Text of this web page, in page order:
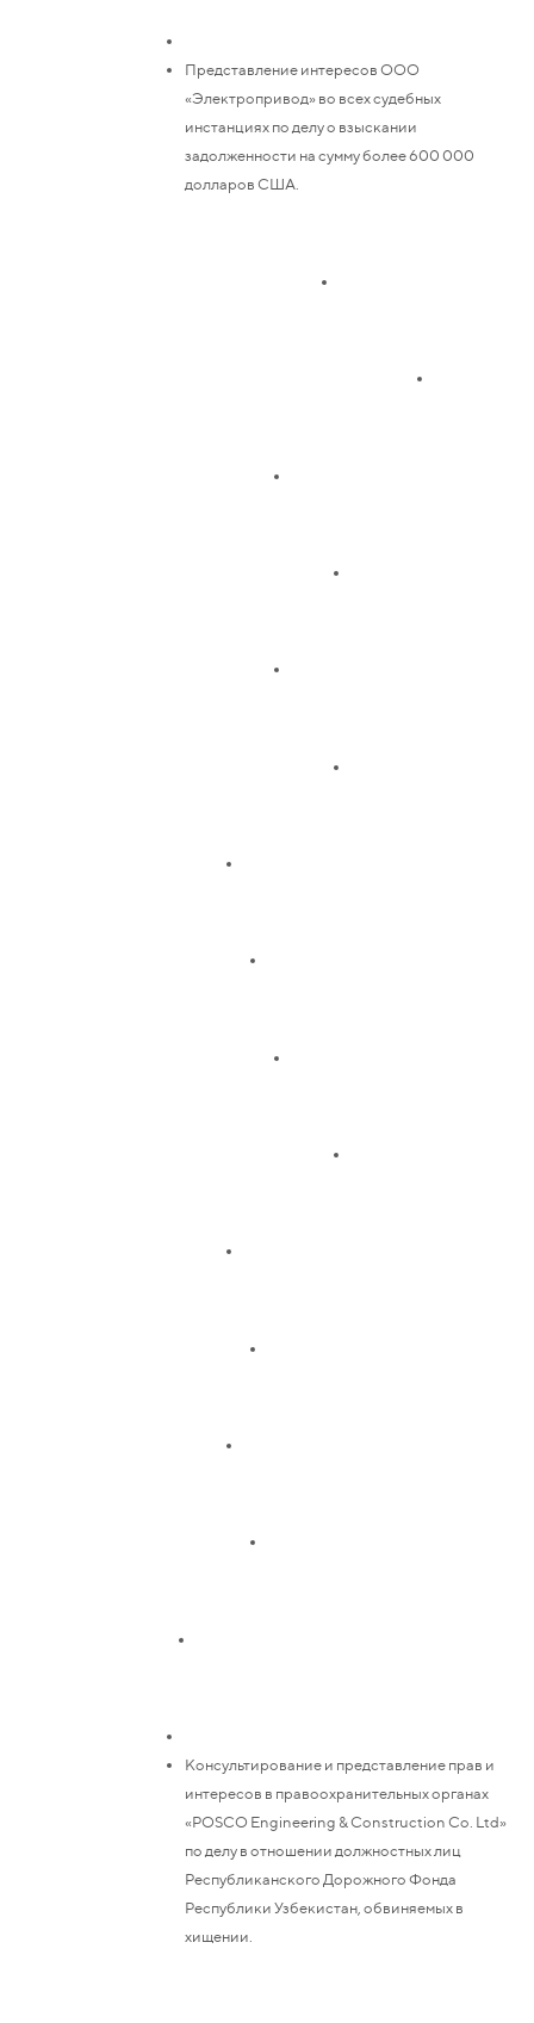
Представление интересов ООО
«Электропривод» во всех судебных
инстанциях по делу о взыскании
задолженности на сумму более 600 000
долларов США.
Консультирование и представление прав и
интересов в правоохранительных органах
«POSCO Engineering & Construction Co. Ltd»
по делу в отношении должностных лиц
Республиканского Дорожного Фонда
Республики Узбекистан, обвиняемых в
хищении.